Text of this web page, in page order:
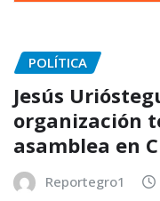
POLÍTICA
Jesús
organización
asamblea en
Reportegro1